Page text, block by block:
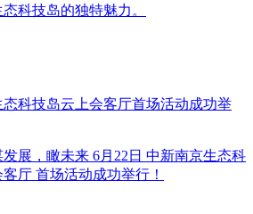
科技岛的独特魅力。
科技岛云上会客厅首场活动成功举
发展，瞰未来 6月22日 中新南京生态科
厅 首场活动成功举行！